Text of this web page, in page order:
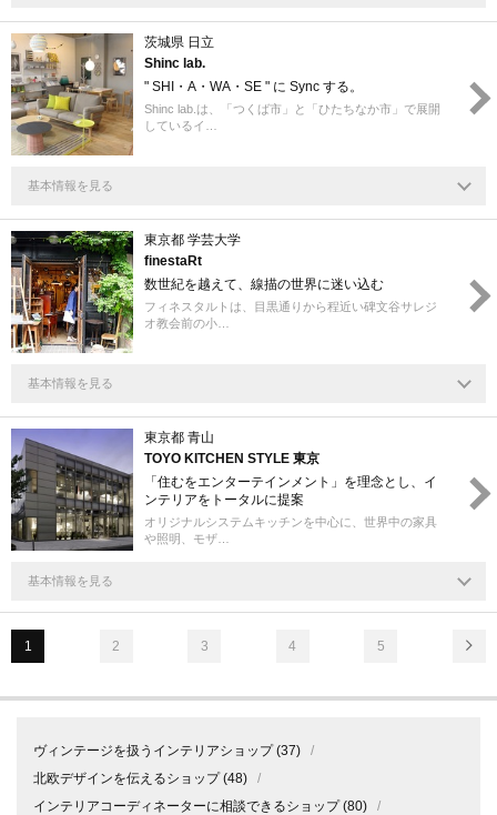
茨城県 日立
Shinc lab.
" SHI・A・WA・SE " に Sync する。
Shinc lab.は、「つくば市」と「ひたちなか市」で展開
しているイ…
基本情報を見る
東京都 学芸大学
finestaRt
数世紀を越えて、線描の世界に迷い込む
フィネスタルトは、目黒通りから程近い碑文谷サレジ
オ教会前の小…
基本情報を見る
東京都 青山
TOYO KITCHEN STYLE 東京
「住むをエンターテインメント」を理念とし、イ
ンテリアをトータルに提案
オリジナルシステムキッチンを中心に、世界中の家具
や照明、モザ…
基本情報を見る
1 2 3 4 5
ヴィンテージを扱うインテリアショップ(37)
/
北欧デザインを伝えるショップ(48)
/
インテリアコーディネーターに相談できるショップ(80)
/